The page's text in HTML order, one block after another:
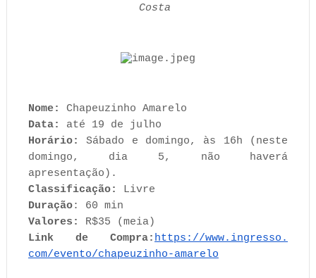
Costa
Nome: Chapeuzinho Amarelo
Data: até 19 de julho
Horário: Sábado e domingo, às 16h (neste
domingo, dia 5, não haverá
apresentação).
Classificação: Livre
Duração: 60 min
Valores: R$35 (meia)
Link de Compra: https://www.ingresso.
com/evento/chapeuzinho-amarelo